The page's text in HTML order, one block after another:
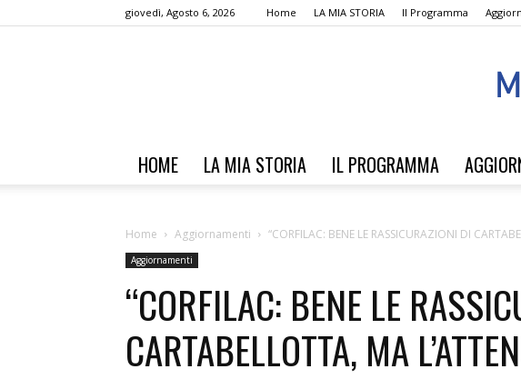
giovedì, Agosto 6, 2026 Home LA MIA STORIA Il Programma
HOME LA MIA STORIA IL PROGRAMMA
Home Aggiornamenti “CORFILAC: BENE LE RASSICURAZIONI DI
Aggiornamenti
“CORFILAC: BENE LE
CARTABELLOTTA, MA